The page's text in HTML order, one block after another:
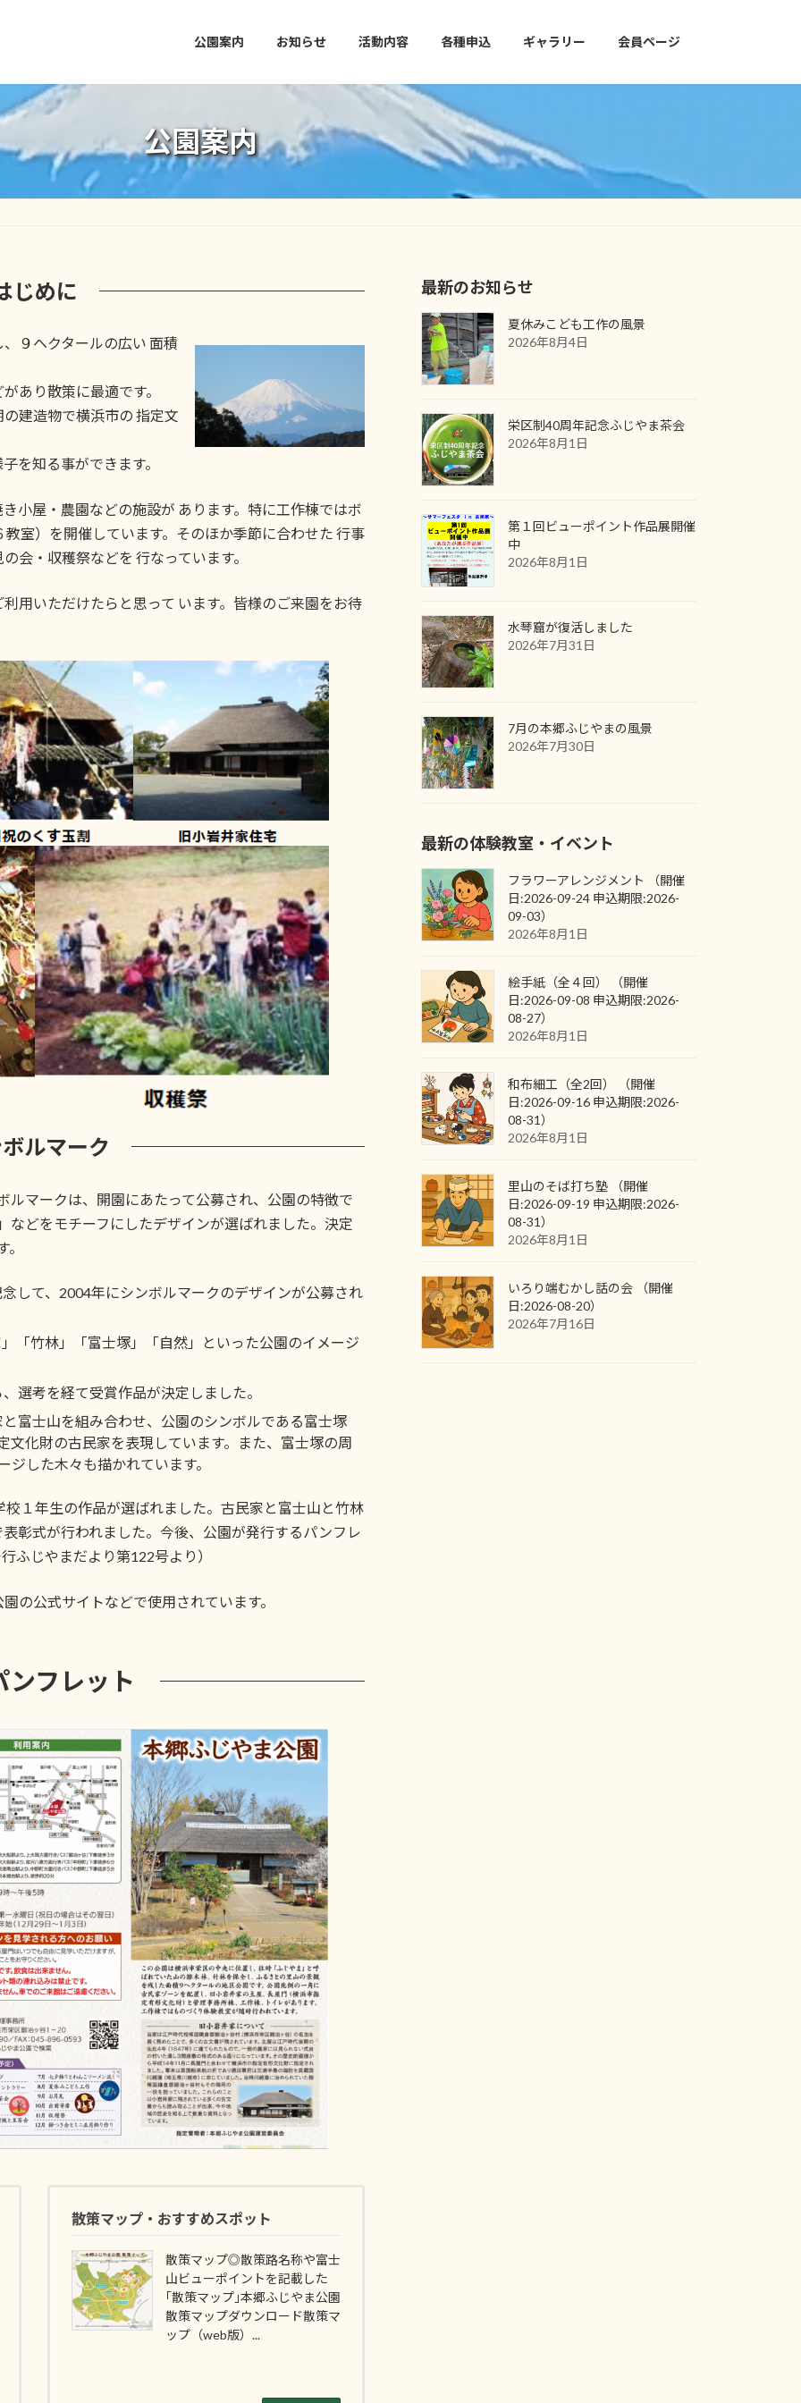
公園案内 お知らせ 活動内容 各種申込 ギャラリー 会員ページ
公園案内
じめに
９ヘクタールの広い 面積
あり散策に最適です。
建造物で横浜市の 指定文
を知る事ができます。
屋・農園などの施設が あります。特に工作棟ではボ
室）を開催しています。そのほか季節に合わせた 行事
会・収穫祭などを 行なっています。
いただけたらと思って います。皆様のご来園をお待
ルマーク
マークは、開園にあたって公募され、公園の特徴で
などをモチーフにしたデザインが選ばれました。決定
。
して、2004年にシンボルマークのデザインが公募され
「竹林」「富士塚」「自然」といった公園のイメージ
選考を経て受賞作品が決定しました。
富士山を組み合わせ、公園のシンボルである富士塚
文化財の古民家を表現しています。また、富士塚の周
した木々も描かれています。
１年生の作品が選ばれました。古民家と富士山と竹林
彰式が行われました。今後、公園が発行するパンフレ
ふじやまだより第122号より）
の公式サイトなどで使用されています。
ンフレット
散策マップ・おすすめスポット
散策マップ◎散策路名称や富士
山ビューポイントを記載した
｢散策マップ｣本郷ふじやま公園
散策マップダウンロード散策マ
ップ（web版）...
最新のお知らせ
夏休みこども工作の風景
2026年8月4日
栄区制40周年記念ふじやま茶会
2026年8月1日
第１回ビューポイント作品展開催
中
2026年8月1日
水琴窟が復活しました
2026年7月31日
7月の本郷ふじやまの風景
2026年7月30日
最新の体験教室・イベント
フラワーアレンジメント （開催
日:2026-09-24 申込期限:2026-
09-03）
2026年8月1日
絵手紙（全４回） （開催
日:2026-09-08 申込期限:2026-
08-27）
2026年8月1日
和布細工（全2回） （開催
日:2026-09-16 申込期限:2026-
08-31）
2026年8月1日
里山のそば打ち塾 （開催
日:2026-09-19 申込期限:2026-
08-31）
2026年8月1日
いろり端むかし話の会 （開催
日:2026-08-20）
2026年7月16日